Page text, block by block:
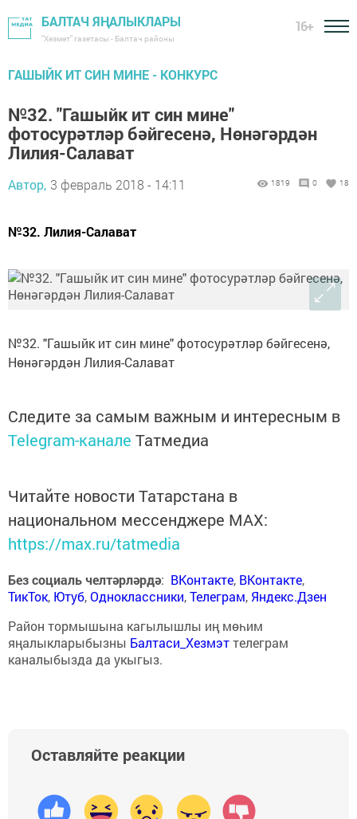
БАЛТАЧ ЯҢАЛЫКЛАРЫ
"Хезмәт" газетасы - Балтач районы
16+
ГАШЫЙК ИТ СИН МИНЕ - КОНКУРС
№32. "Гашыйк ит син мине"
фотосурәтләр бәйгесенә, Нөнәгәрдән
Лилия-Салават
Автор, 3 февраль 2018 - 14:11 1819 0 18
№32. Лилия-Салават
№32. "Гашыйк ит син мине" фотосурәтләр бәйгесенә,
Нөнәгәрдән Лилия-Салават
Следите за самым важным и интересным в
Telegram-канале Татмедиа
Читайте новости Татарстана в
национальном мессенджере MАХ:
https://max.ru/tatmedia
Без социаль челтәрләрдә: ВКонтакте, ВКонтакте,
ТикТок, Ютуб,Одноклассники,Телеграм, Яндекс.Дзен
Район тормышына кагылышлы иң мөһим
яңалыкларыбызны Балтаси_Хезмэттелеграм
каналыбызда да укыгыз.
Оставляйте реакции